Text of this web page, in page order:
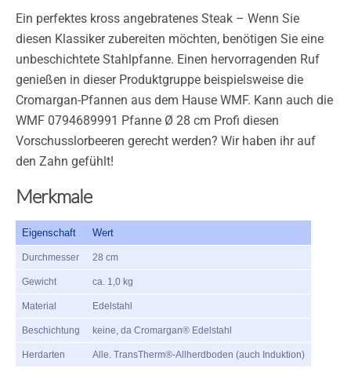
Ein perfektes kross angebratenes Steak – Wenn Sie
diesen Klassiker zubereiten möchten, benötigen Sie eine
unbeschichtete Stahlpfanne. Einen hervorragenden Ruf
genießen in dieser Produktgruppe beispielsweise die
Cromargan-Pfannen aus dem Hause WMF. Kann auch die
WMF 0794689991 Pfanne Ø 28 cm Profi diesen
Vorschusslorbeeren gerecht werden? Wir haben ihr auf
den Zahn gefühlt!
Merkmale
Eigenschaft Wert
Durchmesser 28 cm
Gewicht ca. 1,0 kg
Material Edelstahl
Beschichtung keine, da Cromargan® Edelstahl
Herdarten Alle. TransTherm®-Allherdboden (auch Induktion)